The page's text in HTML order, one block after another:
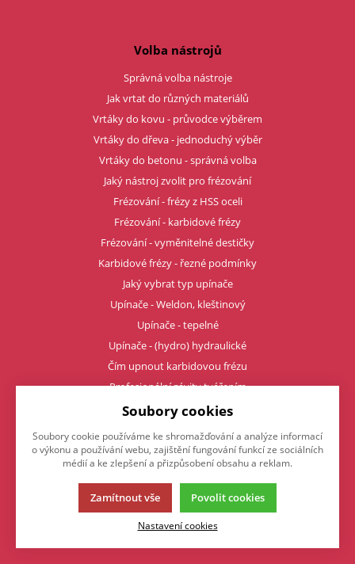
Volba nástrojů
Správná volba nástroje
Jak vrtat do různých materiálů
Vrtáky do kovu - průvodce výběrem
Vrtáky do dřeva - jednoduchý výběr
Vrtáky do betonu - správná volba
Jaký nástroj zvolit pro frézování
Frézování - frézy z HSS oceli
Frézování - karbidové frézy
Frézování - vyměnitelné destičky
Karbidové frézy - řezné podmínky
Jaký vybrat typ upínače
Upínače - Weldon, kleštinový
Upínače - tepelné
Upínače - (hydro) hydraulické
Čím upnout karbidovou frézu
Profesionální závity tvářením
Napište nám
Chcete nám něco sdělit o našich produktech nebo e-shopu?
Soubory cookies
Soubory cookie používáme ke shromažďování a analýze informací
o výkonu a používání webu, zajištění fungování funkcí ze sociálních
médií a ke zlepšení a přizpůsobení obsahu a reklam.
Zamítnout vše Povolit cookies
Nastavení cookies